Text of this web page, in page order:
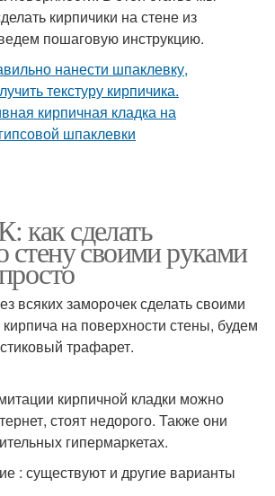
кирпичики на стене из
пошаговую инструкцию.
сделать
своими руками
всяких заморочек сделать своими
на поверхности стены, будем
трафарет.
кирпичной кладки можно
стоят недорого. Также они
гипермаркетах.
: существуют и другие варианты